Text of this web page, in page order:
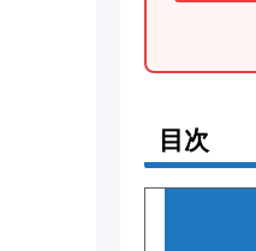
目次